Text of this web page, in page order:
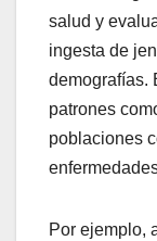
salud y
ingesta de
demografías.
patrones
poblaciones
Por ejemplo,